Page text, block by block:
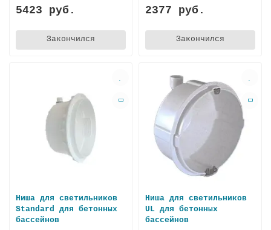
5423 руб.
Закончился
2377 руб.
Закончился
Ниша для светильников
Standard для бетонных
бассeйнов
Ниша для светильников
UL для бетонных
бассейнов